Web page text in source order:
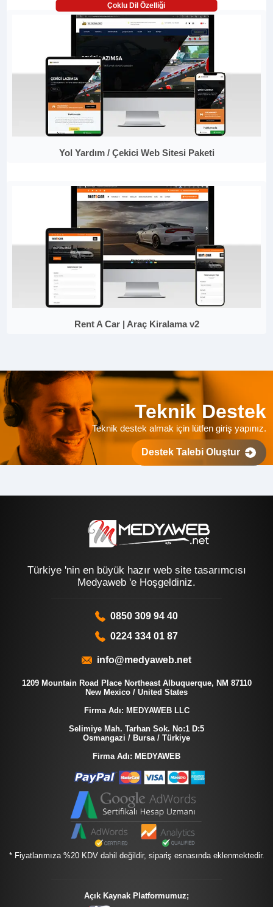
Çoklu Dil Özelliği
Yol Yardım / Çekici Web Sitesi Paketi
Rent A Car | Araç Kiralama v2
Teknik Destek
Teknik destek almak için lütfen giriş yapınız.
Destek Talebi Oluştur
Türkiye 'nin en büyük hazır web site tasarımcısı
Medyaweb 'e Hoşgeldiniz.
0850 309 94 40
0224 334 01 87
info@medyaweb.net
1209 Mountain Road Place Northeast Albuquerque, NM 87110
New Mexico / United States
Firma Adı: MEDYAWEB LLC
Selimiye Mah. Tarhan Sok. No:1 D:5
Osmangazi / Bursa / Türkiye
Firma Adı: MEDYAWEB
* Fiyatlarımıza %20 KDV dahil değildir, sipariş esnasında eklenmektedir.
Açık Kaynak Platformumuz;